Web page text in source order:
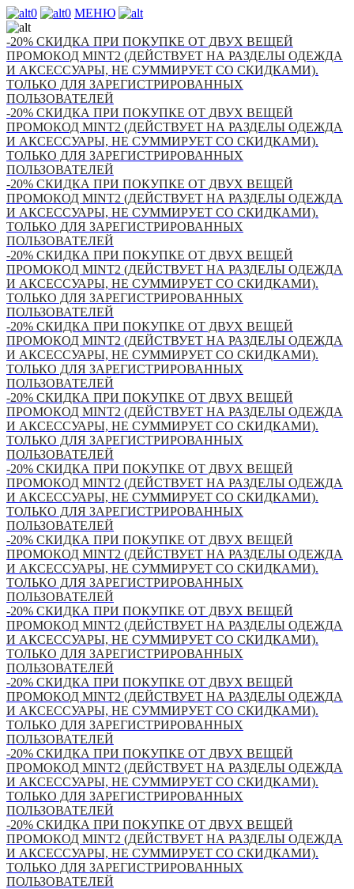
0 0 МЕНЮ
-20% СКИДКА ПРИ ПОКУПКЕ ОТ ДВУХ ВЕЩЕЙ
ПРОМОКОД MINT2 (ДЕЙСТВУЕТ НА РАЗДЕЛЫ ОДЕЖДА
И АКСЕССУАРЫ, НЕ СУММИРУЕТ СО СКИДКАМИ).
ТОЛЬКО ДЛЯ ЗАРЕГИСТРИРОВАННЫХ
ПОЛЬЗОВАТЕЛЕЙ
-20% СКИДКА ПРИ ПОКУПКЕ ОТ ДВУХ ВЕЩЕЙ
ПРОМОКОД MINT2 (ДЕЙСТВУЕТ НА РАЗДЕЛЫ ОДЕЖДА
И АКСЕССУАРЫ, НЕ СУММИРУЕТ СО СКИДКАМИ).
ТОЛЬКО ДЛЯ ЗАРЕГИСТРИРОВАННЫХ
ПОЛЬЗОВАТЕЛЕЙ
-20% СКИДКА ПРИ ПОКУПКЕ ОТ ДВУХ ВЕЩЕЙ
ПРОМОКОД MINT2 (ДЕЙСТВУЕТ НА РАЗДЕЛЫ ОДЕЖДА
И АКСЕССУАРЫ, НЕ СУММИРУЕТ СО СКИДКАМИ).
ТОЛЬКО ДЛЯ ЗАРЕГИСТРИРОВАННЫХ
ПОЛЬЗОВАТЕЛЕЙ
-20% СКИДКА ПРИ ПОКУПКЕ ОТ ДВУХ ВЕЩЕЙ
ПРОМОКОД MINT2 (ДЕЙСТВУЕТ НА РАЗДЕЛЫ ОДЕЖДА
И АКСЕССУАРЫ, НЕ СУММИРУЕТ СО СКИДКАМИ).
ТОЛЬКО ДЛЯ ЗАРЕГИСТРИРОВАННЫХ
ПОЛЬЗОВАТЕЛЕЙ
-20% СКИДКА ПРИ ПОКУПКЕ ОТ ДВУХ ВЕЩЕЙ
ПРОМОКОД MINT2 (ДЕЙСТВУЕТ НА РАЗДЕЛЫ ОДЕЖДА
И АКСЕССУАРЫ, НЕ СУММИРУЕТ СО СКИДКАМИ).
ТОЛЬКО ДЛЯ ЗАРЕГИСТРИРОВАННЫХ
ПОЛЬЗОВАТЕЛЕЙ
-20% СКИДКА ПРИ ПОКУПКЕ ОТ ДВУХ ВЕЩЕЙ
ПРОМОКОД MINT2 (ДЕЙСТВУЕТ НА РАЗДЕЛЫ ОДЕЖДА
И АКСЕССУАРЫ, НЕ СУММИРУЕТ СО СКИДКАМИ).
ТОЛЬКО ДЛЯ ЗАРЕГИСТРИРОВАННЫХ
ПОЛЬЗОВАТЕЛЕЙ
-20% СКИДКА ПРИ ПОКУПКЕ ОТ ДВУХ ВЕЩЕЙ
ПРОМОКОД MINT2 (ДЕЙСТВУЕТ НА РАЗДЕЛЫ ОДЕЖДА
И АКСЕССУАРЫ, НЕ СУММИРУЕТ СО СКИДКАМИ).
ТОЛЬКО ДЛЯ ЗАРЕГИСТРИРОВАННЫХ
ПОЛЬЗОВАТЕЛЕЙ
-20% СКИДКА ПРИ ПОКУПКЕ ОТ ДВУХ ВЕЩЕЙ
ПРОМОКОД MINT2 (ДЕЙСТВУЕТ НА РАЗДЕЛЫ ОДЕЖДА
И АКСЕССУАРЫ, НЕ СУММИРУЕТ СО СКИДКАМИ).
ТОЛЬКО ДЛЯ ЗАРЕГИСТРИРОВАННЫХ
ПОЛЬЗОВАТЕЛЕЙ
-20% СКИДКА ПРИ ПОКУПКЕ ОТ ДВУХ ВЕЩЕЙ
ПРОМОКОД MINT2 (ДЕЙСТВУЕТ НА РАЗДЕЛЫ ОДЕЖДА
И АКСЕССУАРЫ, НЕ СУММИРУЕТ СО СКИДКАМИ).
ТОЛЬКО ДЛЯ ЗАРЕГИСТРИРОВАННЫХ
ПОЛЬЗОВАТЕЛЕЙ
-20% СКИДКА ПРИ ПОКУПКЕ ОТ ДВУХ ВЕЩЕЙ
ПРОМОКОД MINT2 (ДЕЙСТВУЕТ НА РАЗДЕЛЫ ОДЕЖДА
И АКСЕССУАРЫ, НЕ СУММИРУЕТ СО СКИДКАМИ).
ТОЛЬКО ДЛЯ ЗАРЕГИСТРИРОВАННЫХ
ПОЛЬЗОВАТЕЛЕЙ
-20% СКИДКА ПРИ ПОКУПКЕ ОТ ДВУХ ВЕЩЕЙ
ПРОМОКОД MINT2 (ДЕЙСТВУЕТ НА РАЗДЕЛЫ ОДЕЖДА
И АКСЕССУАРЫ, НЕ СУММИРУЕТ СО СКИДКАМИ).
ТОЛЬКО ДЛЯ ЗАРЕГИСТРИРОВАННЫХ
ПОЛЬЗОВАТЕЛЕЙ
-20% СКИДКА ПРИ ПОКУПКЕ ОТ ДВУХ ВЕЩЕЙ
ПРОМОКОД MINT2 (ДЕЙСТВУЕТ НА РАЗДЕЛЫ ОДЕЖДА
И АКСЕССУАРЫ, НЕ СУММИРУЕТ СО СКИДКАМИ).
ТОЛЬКО ДЛЯ ЗАРЕГИСТРИРОВАННЫХ
ПОЛЬЗОВАТЕЛЕЙ